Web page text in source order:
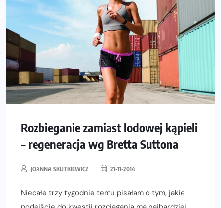
Rozbieganie zamiast lodowej kąpieli
– regeneracja wg Bretta Suttona
JOANNA SKUTKIEWICZ 21-11-2014
Niecałe trzy tygodnie temu pisałam o tym, jakie